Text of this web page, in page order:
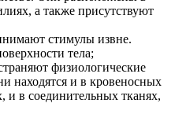
а также присутствуют
стимулы извне.
тела;
физиологические
находятся и в кровеносных
и в соединительных тканях,